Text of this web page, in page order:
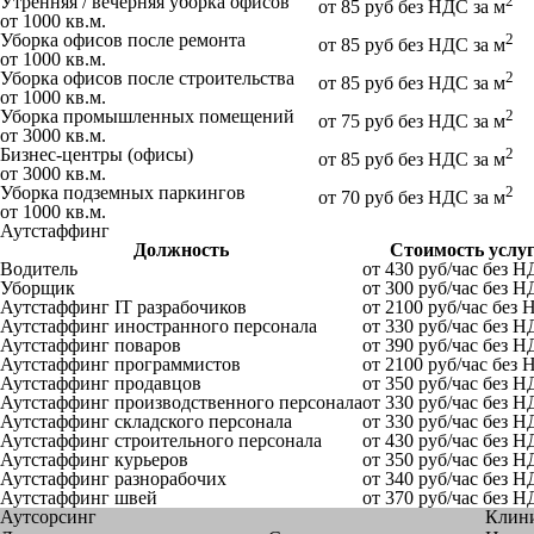
от 1000 кв.м.
от 85 руб без НДС за м
Уборка офисов после ремонта
от 1000 кв.м.
от 85 руб без НДС за м2
Уборка офисов после строительства
от 1000 кв.м.
от 85 руб без НДС за м2
Уборка промышленных помещений
от 3000 кв.м.
от 75 руб без НДС за м2
Бизнес-центры (офисы)
от 3000 кв.м.
от 85 руб без НДС за м2
Уборка подземных паркингов
от 1000 кв.м.
от 70 руб без НДС за м2
Аутстаффинг
Должность
Стоимость услуг
Водитель
от 430 руб/час без
Уборщик
от 300 руб/час без
Аутстаффинг IT разрабочиков
от 2100 руб/час без
Аутстаффинг иностранного персонала
от 330 руб/час без
Аутстаффинг поваров
от 390 руб/час без
Аутстаффинг программистов
от 2100 руб/час без
Аутстаффинг продавцов
от 350 руб/час без
Аутстаффинг производственного персоналаот 330 руб/час без
Аутстаффинг складского персонала
от 330 руб/час без
Аутстаффинг строительного персонала
от 430 руб/час без
Аутстаффинг курьеров
от 350 руб/час без
Аутстаффинг разнорабочих
от 340 руб/час без
Аутстаффинг швей
от 370 руб/час без
Аутсорсинг